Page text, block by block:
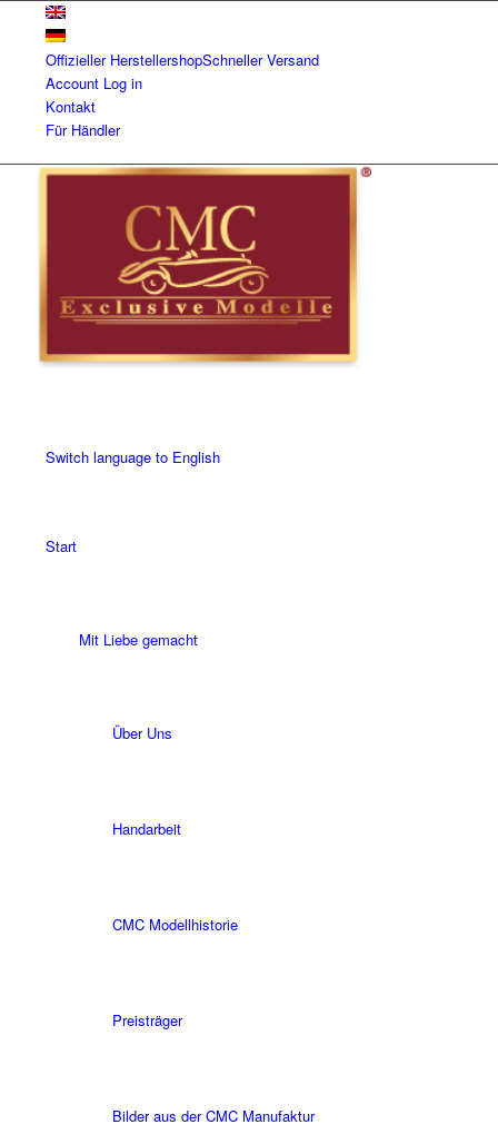
Offizieller HerstellershopSchneller Versand
Account Log in
Kontakt
Für Händler
Switch language to English
Start
Mit Liebe gemacht
Über Uns
Handarbeit
CMC Modellhistorie
Preisträger
Bilder aus der CMC Manufaktur